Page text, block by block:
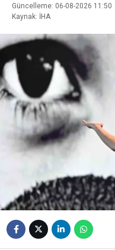
Güncelleme: 06-08-2026 11:50
Kaynak: İHA